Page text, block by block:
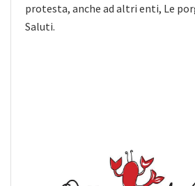
protesta, anche ad altri enti, Le
Saluti.